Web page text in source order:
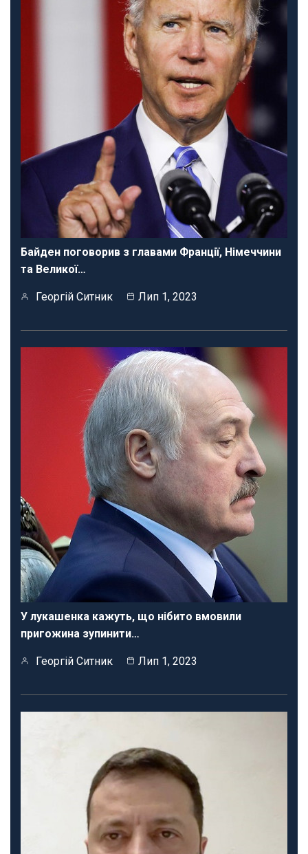
Байден поговорив з главами Франції, Німеччини
та Великої…
Георгій Ситник Лип 1, 2023
У лукашенка кажуть, що нібито вмовили
пригожина зупинити…
Георгій Ситник Лип 1, 2023